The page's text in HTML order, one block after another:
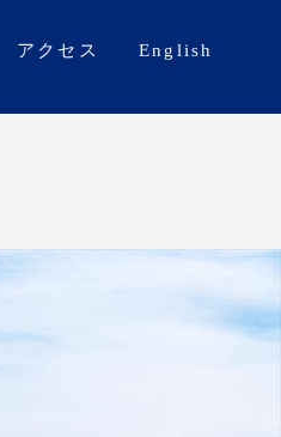
アクセス English